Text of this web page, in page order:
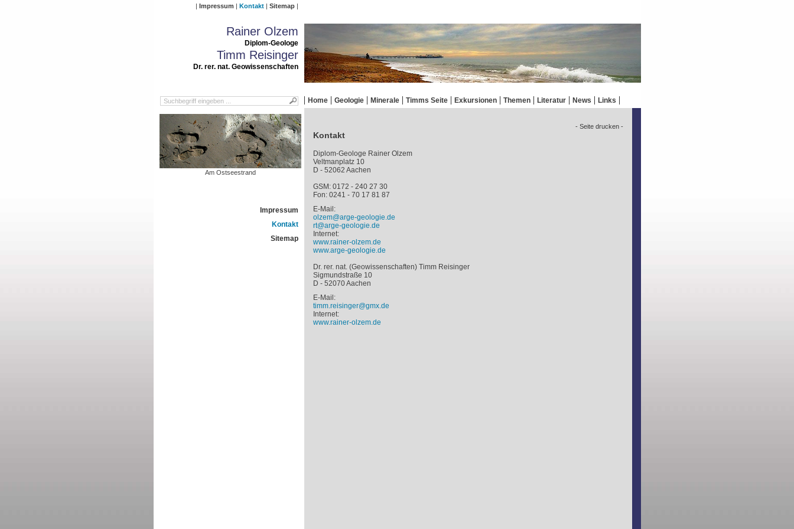
Impressum Kontakt Sitemap
Rainer Olzem
Diplom-Geologe
Timm Reisinger
Dr. rer. nat. Geowissenschaften
Home Geologie Minerale Timms Seite Exkursionen Themen Literatur News Links
Am Ostseestrand
Impressum
Kontakt
Sitemap
- Seite drucken -
Kontakt
Diplom-Geologe Rainer Olzem
Veltmanplatz 10
D - 52062 Aachen
GSM: 0172 - 240 27 30
Fon: 0241 - 70 17 81 87
E-Mail:
olzem@arge-geologie.de
rt@arge-geologie.de
Internet:
www.rainer-olzem.de
www.arge-geologie.de
Dr. rer. nat. (Geowissenschaften) Timm Reisinger
Sigmundstraße 10
D - 52070 Aachen
E-Mail:
timm.reisinger@gmx.de
Internet:
www.rainer-olzem.de